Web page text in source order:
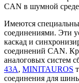
CAN в шумной среде
Имеются
соединениями. Эти
каскад и
соединений CAN.
аналоговых систем
43A, MINITAUROS
соединения для